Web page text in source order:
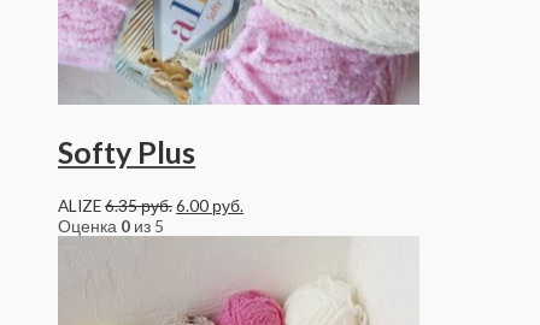
Softy Plus
ALIZE6.35руб.6.00 руб.
Оценка 0 из 5